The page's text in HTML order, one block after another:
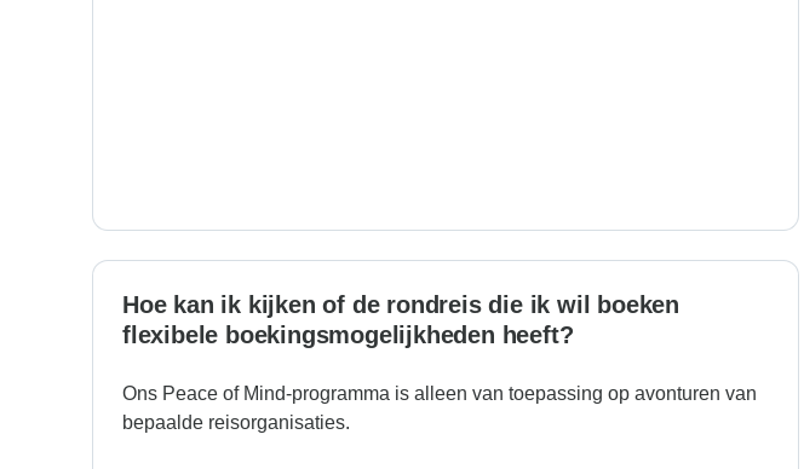
Hoe kan ik kijken of de rondreis die ik wil boeken
flexibele boekingsmogelijkheden heeft?
Ons Peace of Mind-programma is alleen van toepassing op avonturen van
bepaalde reisorganisaties.